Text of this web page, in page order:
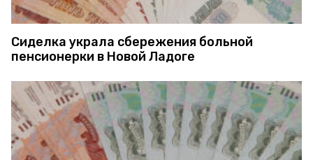
Сиделка украла сбережения больной
пенсионерки в Новой Ладоге